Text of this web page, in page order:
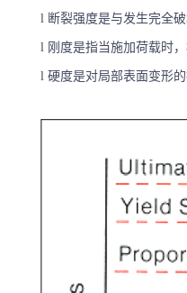
l 断裂强度是与发生完全
l 刚度是指当施加荷载时
l 硬度是对局部表面变形的